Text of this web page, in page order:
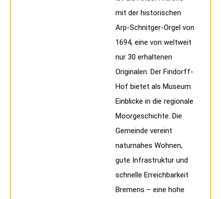
mit der historischen
Arp-Schnitger-Orgel von
1694, eine von weltweit
nur 30 erhaltenen
Originalen. Der Findorff-
Hof bietet als Museum
Einblicke in die regionale
Moorgeschichte. Die
Gemeinde vereint
naturnahes Wohnen,
gute Infrastruktur und
schnelle Erreichbarkeit
Bremens – eine hohe